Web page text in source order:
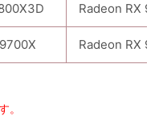
Radeon RX
Radeon RX
。